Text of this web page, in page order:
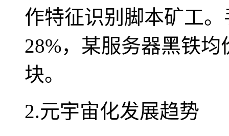
作特征识别脚本矿工
28%，某服务器黑铁
块。
2.元宇宙化发展趋势